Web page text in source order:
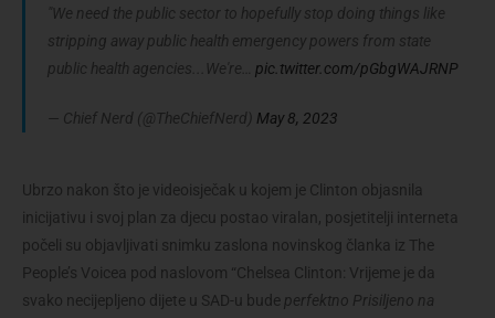
"We need the public sector to hopefully stop doing things like
stripping away public health emergency powers from state
public health agencies...We're… pic.twitter.com/pGbgWAJRNP
— Chief Nerd (@TheChiefNerd) May 8, 2023
Ubrzo nakon što je videoisječak u kojem je Clinton objasnila
inicijativu i svoj plan za djecu postao viralan, posjetitelji interneta
počeli su objavljivati ​​snimku zaslona novinskog članka iz The
People’s Voicea pod naslovom “Chelsea Clinton: Vrijeme je da
svako necijepljeno dijete u SAD-u bude perfektno Prisiljeno na